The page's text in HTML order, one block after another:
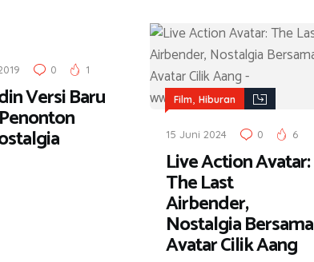
0 1
Versi Baru Film ,Hiburan
15 Juni 2024 0 6
Live Action Avatar:
The Last
Airbender,
Nostalgia Bersama
Avatar Cilik Aang